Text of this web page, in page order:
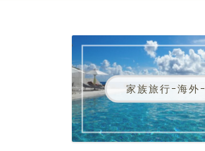
家族旅行ｰ海外ｰ